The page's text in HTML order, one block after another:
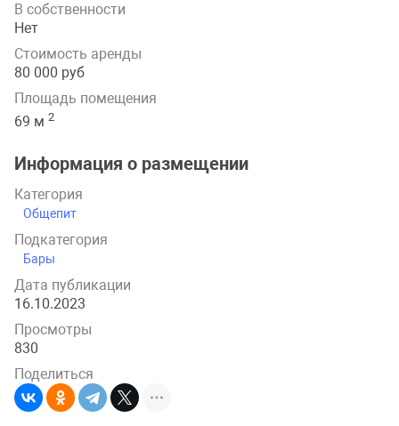
В собственности
Нет
Стоимость аренды
80 000 руб
Площадь помещения
69 м 2
Информация о размещении
Категория
Общепит
Подкатегория
Бары
Дата публикации
16.10.2023
Просмотры
830
Поделиться